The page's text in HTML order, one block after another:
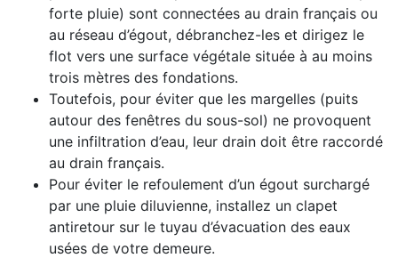
forte pluie) sont connectées au drain français ou
au réseau d’égout, débranchez-les et dirigez le
flot vers une surface végétale située à au moins
trois mètres des fondations.
Toutefois, pour éviter que les margelles (puits
autour des fenêtres du sous-sol) ne provoquent
une infiltration d’eau, leur drain doit être raccordé
au drain français.
Pour éviter le refoulement d’un égout surchargé
par une pluie diluvienne, installez un clapet
antiretour sur le tuyau d’évacuation des eaux
usées de votre demeure.